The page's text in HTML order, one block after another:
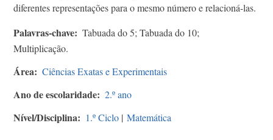
diferentes representações para o mesmo número e relacioná-las.
Palavras-chave
Tabuada do 5; Tabuada do 10;
Multiplicação.
Área Ciências Exatas e Experimentais
Ano de escolaridade 2.º ano
Nível/Disciplina 1.º Ciclo | Matemática